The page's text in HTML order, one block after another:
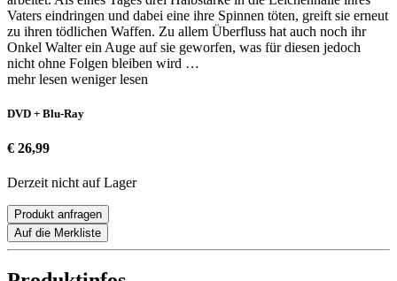
Vaters eindringen und dabei eine ihre Spinnen töten, greift sie erneut
zu ihren tödlichen Waffen. Zu allem Überfluss hat auch noch ihr
Onkel Walter ein Auge auf sie geworfen, was für diesen jedoch
nicht ohne Folgen bleiben wird …
mehr lesen weniger lesen
DVD + Blu-Ray
€ 26,99
Derzeit nicht auf Lager
Produkt anfragen
Auf die Merkliste